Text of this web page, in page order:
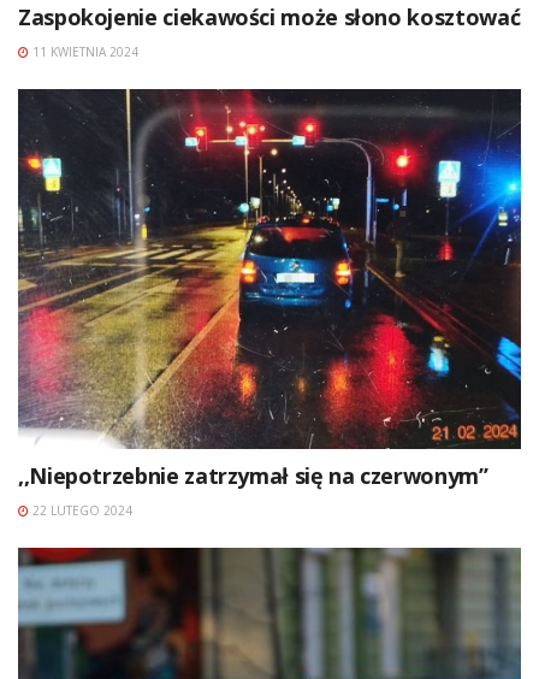
Zaspokojenie ciekawości może słono kosztować
11 KWIETNIA 2024
,,Niepotrzebnie zatrzymał się na czerwonym’’
22 LUTEGO 2024